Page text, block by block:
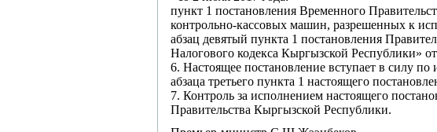
пункт 1 постановления Временного
контрольно-кассовых машин, разрешенных к
абзац девятый пункта 1 постановления
Налогового кодекса Кыргызской Республики»
6. Настоящее постановление вступает в силу
абзаца третьего пункта 1 настоящего
7. Контроль за исполнением настоящего
Правительства Кыргызской Республики.